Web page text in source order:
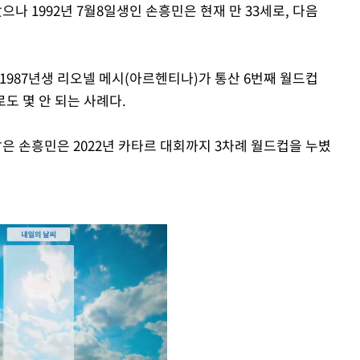
나 1992년 7월8일생인 손흥민은 현재 만 33세로, 다음
년생 리오넬 메시(아르헨티나)가 통산 6번째 월드컵
몇 안 되는 사례다.
손흥민은 2022년 카타르 대회까지 3차례 월드컵을 누볐